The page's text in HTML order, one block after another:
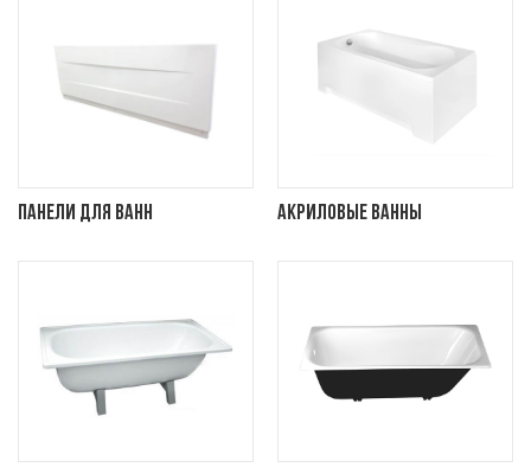
Панели для ванн Акриловые ванны